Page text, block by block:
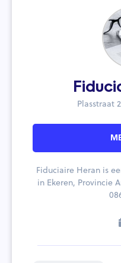
Plasstraat
Fiduciaire Heran is
in Ekeren, Provincie